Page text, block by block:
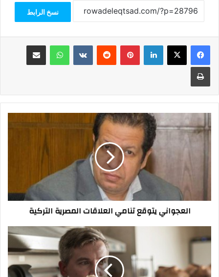
نسخ الرابط
فيسبوك‫X لينكدإن بينتيريست واتساب مشاركة عبر البريد
طباعة
العجواني
يتوقع
العجواني يتوقع تنامي العلاقات المصرية التركية
بيتر
ضيف
معرض